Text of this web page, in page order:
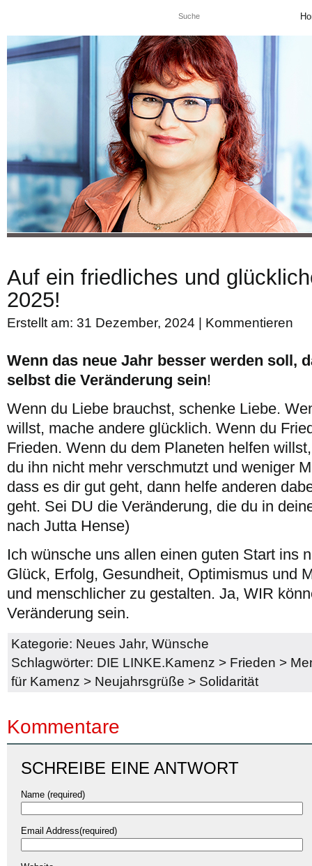
Auf ein friedliches und
2025!
Erstellt am: 31 Dezember, 2024 | Kommentieren
Wenn das neue Jahr besser werden soll,
selbst die Veränderung sein!
Wenn du Liebe brauchst, schenke Liebe.
willst, mache andere glücklich. Wenn du
Frieden. Wenn du dem Planeten helfen
du ihn nicht mehr verschmutzt und weniger
dass es dir gut geht, dann helfe anderen
geht. Sei DU die Veränderung, die du in
nach Jutta Hense)
Ich wünsche uns allen einen guten Start ins
Glück, Erfolg, Gesundheit, Optimismus und
und menschlicher zu gestalten. Ja, WIR
Veränderung sein.
Kategorie: Neues Jahr, Wünsche
Schlagwörter: DIE LINKE.Kamenz > Frieden >
für Kamenz > Neujahrsgrüße > Solidarität
Kommentare
SCHREIBE EINE ANTWORT
Name (required)
Email Address(required)